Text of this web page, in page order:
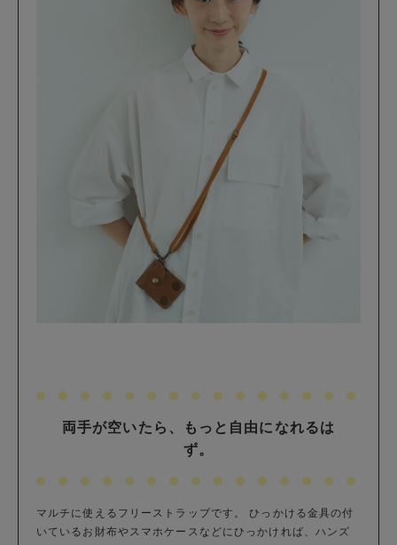
両手が空いたら、もっと自由になれるは
ず。
マルチに使えるフリーストラップです。 ひっかける金具の付
いているお財布やスマホケースなどにひっかければ、ハンズ